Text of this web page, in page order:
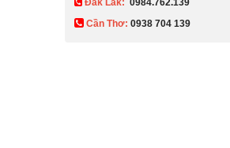
Đắk Lắk: 0984.762.139
Cần Thơ:0938 704 139​